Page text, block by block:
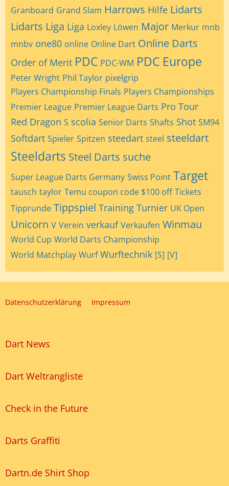
Granboard Grand Slam Harrows Hilfe Lidarts
Lidarts Liga Liga Loxley Löwen Major Merkur mnb
mnbv one80 online Online Dart Online Darts
Order of Merit PDC PDC-WM PDC Europe
Peter Wright Phil Taylor pixelgrip
Players Championship Finals Players Championships
Premier League Premier League Darts Pro Tour
Red Dragon S scolia Senior Darts Shafts Shot SM94
Softdart Spieler Spitzen steedart steel steeldart
Steeldarts Steel Darts suche
Super League Darts Germany Swiss Point Target
tausch taylor Temu coupon code $100 off Tickets
Tipprunde Tippspiel Training Turnier UK Open
Unicorn V Verein verkauf Verkaufen Winmau
World Cup World Darts Championship
World Matchplay Wurf Wurftechnik [S] [V]
Datenschutzerklärung Impressum
Dart News
Dart Weltrangliste
Check in the Future
Darts Graffiti
Dartn.de Shirt Shop